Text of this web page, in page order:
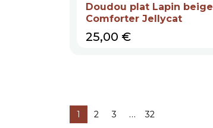
Doudou plat Lapin beige
Comforter Jellycat
Prix
25,00 €
1 2 3 … 32